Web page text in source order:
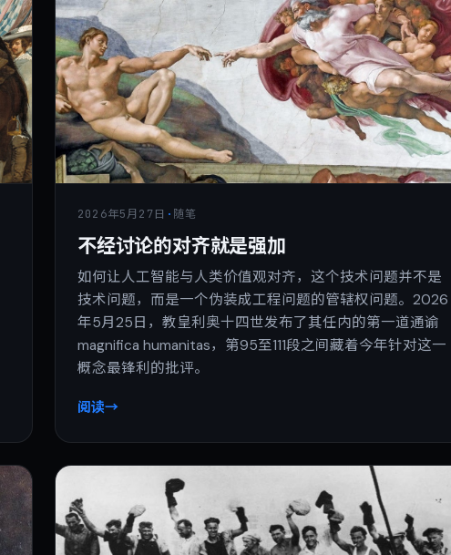
2026年5月27日 · 随笔
不经讨论的对齐就是强加
如何让人工智能与人类价值观对齐，这个技术问题并不是
技术问题，而是一个伪装成工程问题的管辖权问题。2026
年5月25日，教皇利奥十四世发布了其任内的第一道通谕
magnifica humanitas，第95至111段之间藏着今年针对这一
概念最锋利的批评。
阅读→